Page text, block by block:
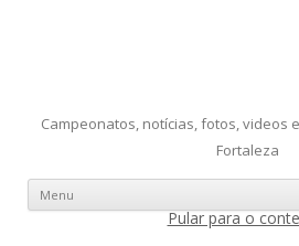
Campeonatos, notícias, fotos, videos
Fortaleza
Menu
Pular para o